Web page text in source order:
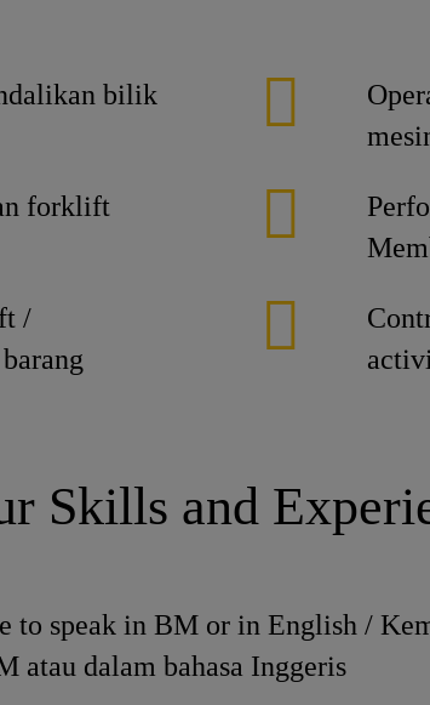
bilik
forklift
/
Skills and
to speak in BM or in English /
atau dalam bahasa Inggeris